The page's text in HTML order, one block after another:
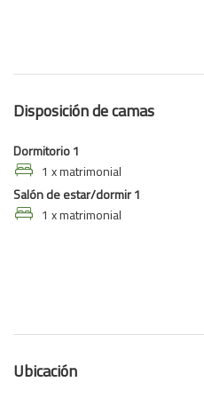
Bidet
Camas dobles
Champú
Comedor al aire libre
Comedor privado
Cubiertos
Mesa y sillas
Disposición de camas
Dormitorio 1
1 x matrimonial
Salón de estar/dormir 1
1 x matrimonial
Ubicación